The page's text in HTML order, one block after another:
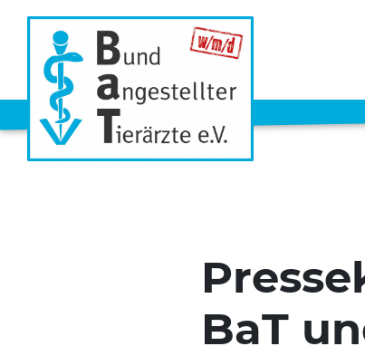
BaT